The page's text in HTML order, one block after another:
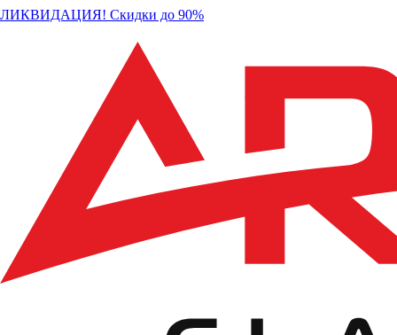
ЛИКВИДАЦИЯ! Скидки до 90%